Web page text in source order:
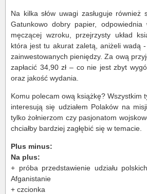
Na kilka słów uwagi zasługuje również
Gatunkowo dobry papier, odpowiednia
męczącej wzroku, przejrzysty układ
która jest tu akurat zaletą, aniżeli wadą
zainwestowanych pieniędzy. Za ową
zapłacić 34,90 zł – co nie jest zbyt
oraz jakość wydania.
Komu polecam ową książkę? Wszystkim
interesują się udziałem Polaków na
tylko żołnierzom czy pasjonatom
chciałby bardziej zagłębić się w temacie.
Plus minus:
Na plus:
+ próba przedstawienie udziału
Afganistanie
+ czcionka